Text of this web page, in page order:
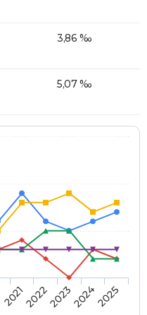
3,86 ‰
5,07 ‰
20212022202320242025